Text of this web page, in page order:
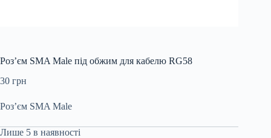
Роз’єм SMA Male під обжим для кабелю RG58
30 грн
Роз’єм SMA Male
Лише 5 в наявності